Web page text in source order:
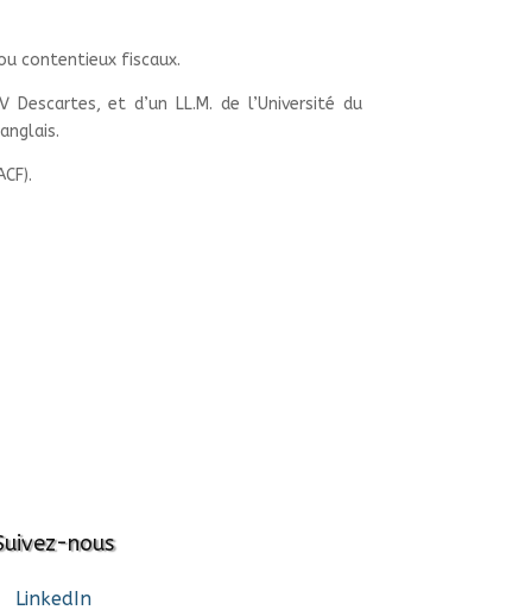
contentieux fiscaux.
et d’un LL.M. de l’Université du
nous
LinkedIn